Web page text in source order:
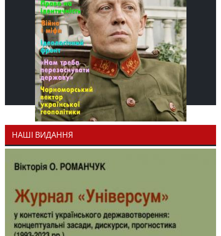
НАШІ ВИДАННЯ